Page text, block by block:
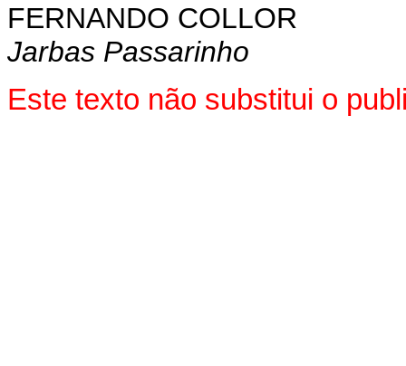
FERNANDO COLLOR
Jarbas Passarinho
Este texto não substitui o